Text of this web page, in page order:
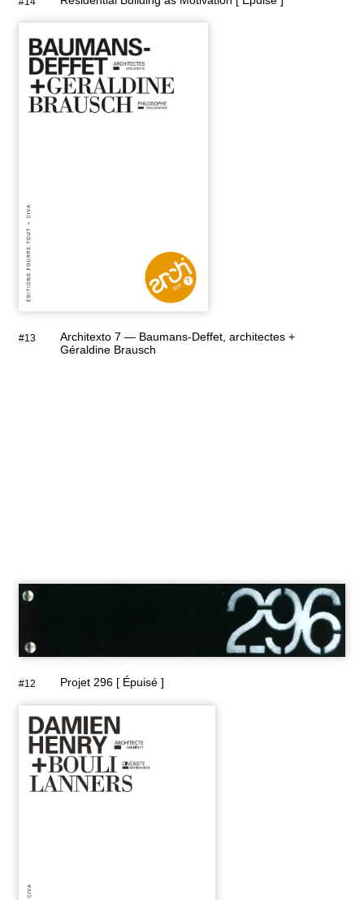
#13
Architexto 7 — Baumans-Deffet, architectes +
Géraldine Brausch
#12 Projet 296 [ Épuisé ]